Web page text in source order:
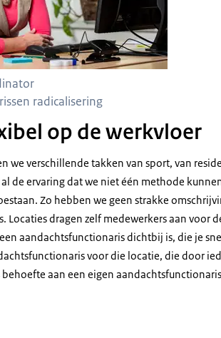
radicalisering
op de werkvloer
we verschillende takken van sport, van
de ervaring dat we niet één methode
Zo hebben we geen strakke
Locaties dragen zelf medewerkers aan voor
aandachtsfunctionaris dichtbij is, die je
voor die locatie, die door
aan een eigen